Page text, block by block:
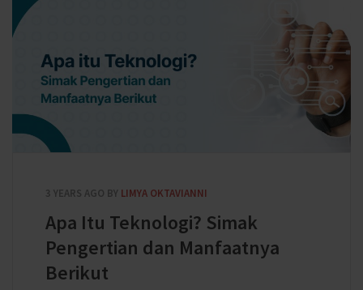
3 YEARS AGO BY LIMYA OKTAVIANNI
Apa Itu Teknologi? Simak
Pengertian dan Manfaatnya
Berikut